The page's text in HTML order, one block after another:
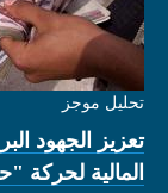
تحليل موجز
تعزيز الجهود
المالية لحركة